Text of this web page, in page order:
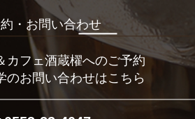
・お問い合わせ
カフェ酒蔵櫂へのご予約
のお問い合わせはこちら